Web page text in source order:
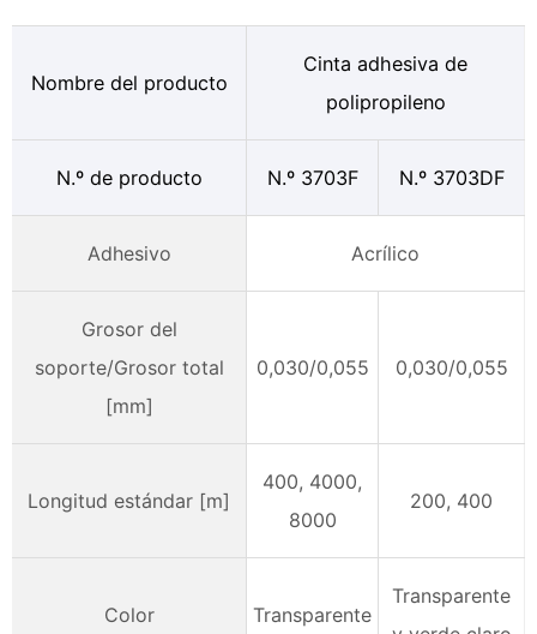
Nombre del producto
Cinta adhesiva de
polipropileno
N.º de producto N.º 3703F N.º 3703DF
Adhesivo Acrílico
Grosor del
soporte/Grosor total
[mm]
0,030/0,055 0,030/0,055
Longitud estándar [m]
400, 4000,
8000
200, 400
Color Transparente
Transparente